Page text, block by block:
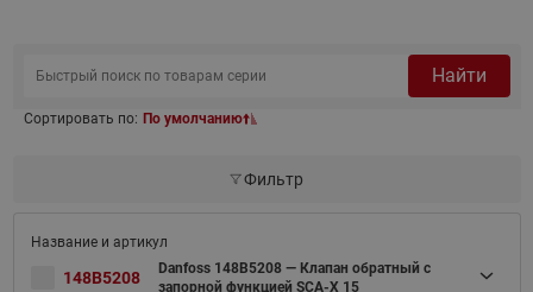
Найти
Сортировать по: По умолчанию
Фильтр
148B5208
Danfoss 148B5208 — Клапан обратный с
запорной функцией SCA-X 15